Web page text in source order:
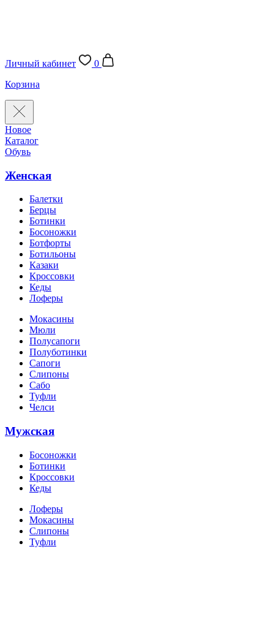
Личный кабинет
0
Корзина
Новое
Каталог
Обувь
Женская
Балетки
Берцы
Ботинки
Босоножки
Ботфорты
Ботильоны
Казаки
Кроссовки
Кеды
Лоферы
Мокасины
Мюли
Полусапоги
Полуботинки
Сапоги
Слипоны
Сабо
Туфли
Челси
Мужская
Босоножки
Ботинки
Кроссовки
Кеды
Лоферы
Мокасины
Слипоны
Туфли